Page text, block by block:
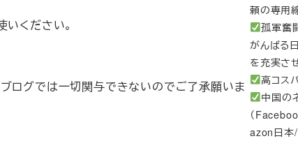
ください。
ログでは一切関与できないのでご了承願いま
頼の専用
孤軍奮
がんばる
を充実さ
高コス
中国の
（
azon日本